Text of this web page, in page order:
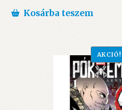
Kosárba teszem
AKCIÓ!